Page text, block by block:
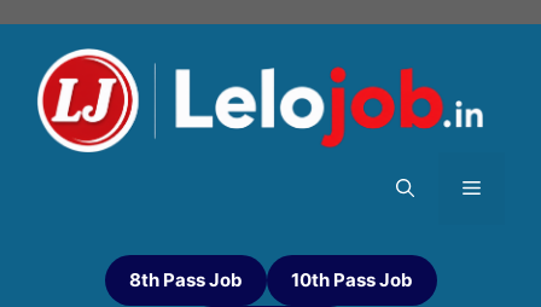
8th Pass Job 10th Pass Job